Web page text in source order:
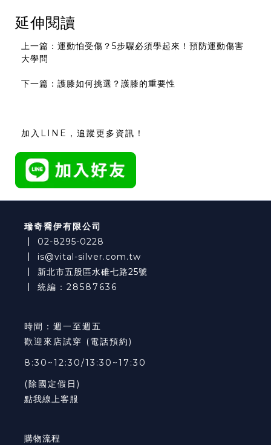
延伸閱讀
上一篇：運動怕受傷？5步驟必須學起來！預防運動傷害
大學問
下一篇：護膝如何挑選？護膝的重要性
加入LINE，追蹤更多資訊！
瑞奇喬伊有限公司
02-8295-0228
is@vital-silver.com.tw
新北市五股區水碓七路25號
┃ 統編：28587636
時間：週一至週五
歡迎來店試穿 (電話預約)
8:30~12:30/13:30~17:30
(除國定假日)
點我線上客服
購物流程